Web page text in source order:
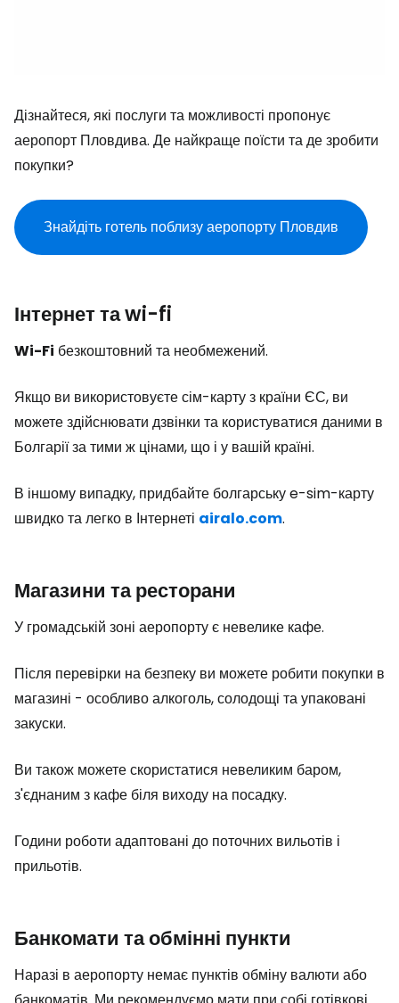
Дізнайтеся, які послуги та можливості пропонує
аеропорт Пловдива. Де найкраще поїсти та де зробити
покупки?
Знайдіть готель поблизу аеропорту Пловдив
Інтернет та wi-fi
Wi-Fi безкоштовний та необмежений.
Якщо ви використовуєте сім-карту з країни ЄС, ви
можете здійснювати дзвінки та користуватися даними в
Болгарії за тими ж цінами, що і у вашій країні.
В іншому випадку, придбайте болгарську e-sim-карту
швидко та легко в Інтернеті airalo.com.
Магазини та ресторани
У громадській зоні аеропорту є невелике кафе.
Після перевірки на безпеку ви можете робити покупки в
магазині - особливо алкоголь, солодощі та упаковані
закуски.
Ви також можете скористатися невеликим баром,
з'єднаним з кафе біля виходу на посадку.
Години роботи адаптовані до поточних вильотів і
прильотів.
Банкомати та обмінні пункти
Наразі в аеропорту немає пунктів обміну валюти або